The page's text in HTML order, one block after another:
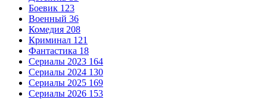
Боевик 123
Военный 36
Комедия 208
Криминал 121
Фантастика 18
Сериалы 2023 164
Сериалы 2024 130
Сериалы 2025 169
Сериалы 2026 153